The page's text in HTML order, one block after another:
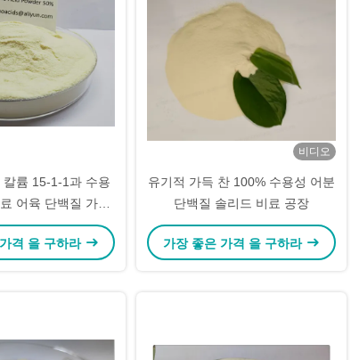
칼륨 15-1-1과 수용
어육 단백질 가수
분해물
격 을 구하라
비디오
유기적 가득 찬 100% 수용성 어분
단백질 솔리드 비료 공장
가장 좋은 가격 을 구하라